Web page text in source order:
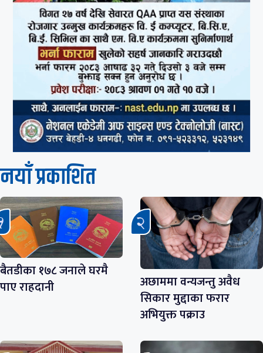
नयाँ प्रकाशित
बैतडीका १७८ जनाले घरमै
पाए राहदानी
अछाममा वन्यजन्तु अवैध
सिकार मुद्दाका फरार
अभियुक्त पक्राउ